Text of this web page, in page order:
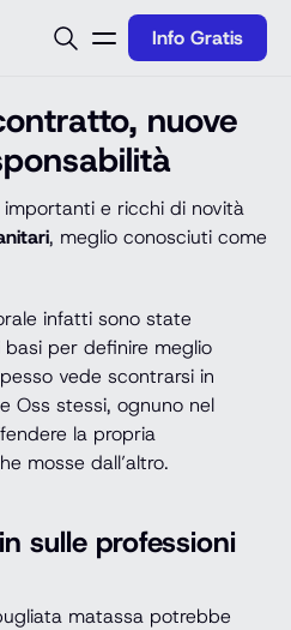
Info Gratis
nuove
e ricchi di novità
, meglio conosciuti come
infatti sono state
per definire meglio
vede scontrarsi in
Oss stessi, ognuno nel
la propria
mosse dall’altro.
sulle professioni
matassa potrebbe